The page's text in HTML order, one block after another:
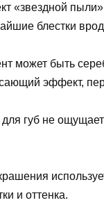
«звездной пыли»
блестки
может быть
эффект,
для губ не
и оттенка.